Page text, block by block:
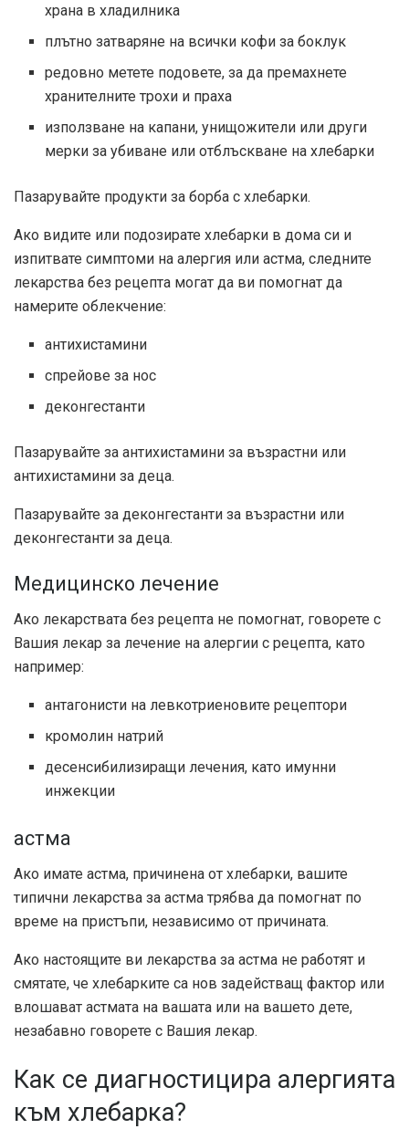
храна в хладилника
плътно затваряне на всички кофи за боклук
редовно метете подовете, за да премахнете
хранителните трохи и праха
използване на капани, унищожители или други
мерки за убиване или отблъскване на хлебарки
Пазарувайте продукти за борба с хлебарки.
Ако видите или подозирате хлебарки в дома си и
изпитвате симптоми на алергия или астма, следните
лекарства без рецепта могат да ви помогнат да
намерите облекчение:
антихистамини
спрейове за нос
деконгестанти
Пазарувайте за антихистамини за възрастни или
антихистамини за деца.
Пазарувайте за деконгестанти за възрастни или
деконгестанти за деца.
Медицинско лечение
Ако лекарствата без рецепта не помогнат, говорете с
Вашия лекар за лечение на алергии с рецепта, като
например:
антагонисти на левкотриеновите рецептори
кромолин натрий
десенсибилизиращи лечения, като имунни
инжекции
астма
Ако имате астма, причинена от хлебарки, вашите
типични лекарства за астма трябва да помогнат по
време на пристъпи, независимо от причината.
Ако настоящите ви лекарства за астма не работят и
смятате, че хлебарките са нов задействащ фактор или
влошават астмата на вашата или на вашето дете,
незабавно говорете с Вашия лекар.
Как се диагностицира алергията
към хлебарка?